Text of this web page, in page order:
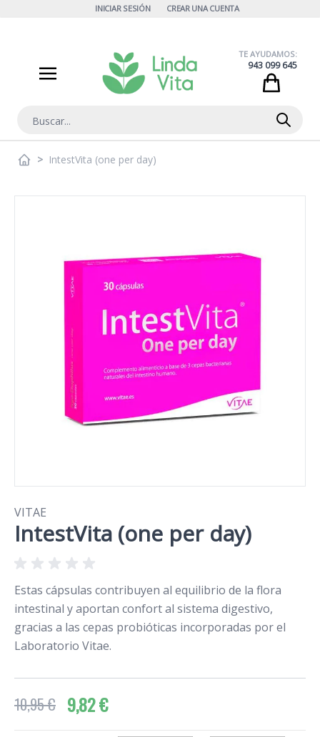
INICIAR SESIÓN CREAR UNA CUENTA
Buscar
TE AYUDAMOS:
943 099 645
> IntestVita (one per day)
VITAE
IntestVita (one per day)
Estas cápsulas contribuyen al equilibrio de la flora
intestinal y aportan confort al sistema digestivo,
gracias a las cepas probióticas incorporadas por el
Laboratorio Vitae.
10,95 € 9,82 €